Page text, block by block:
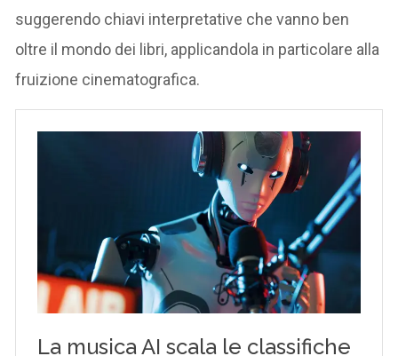
suggerendo chiavi interpretative che vanno ben
oltre il mondo dei libri, applicandola in particolare alla
fruizione cinematografica.